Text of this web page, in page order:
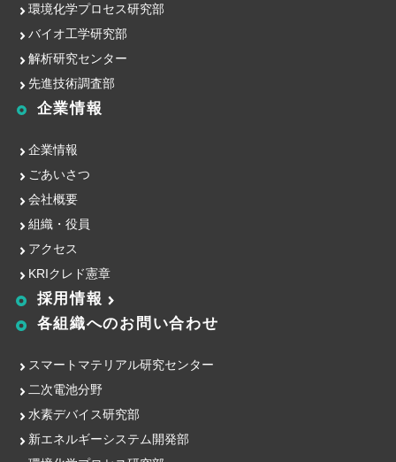
環境化学プロセス研究部
バイオ工学研究部
解析研究センター
先進技術調査部
企業情報
企業情報
ごあいさつ
会社概要
組織・役員
アクセス
KRIクレド憲章
採用情報
各組織へのお問い合わせ
スマートマテリアル研究センター
二次電池分野
水素デバイス研究部
新エネルギーシステム開発部